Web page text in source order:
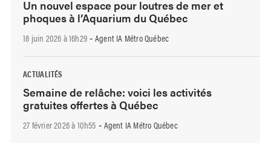
Un nouvel espace pour loutres de mer et
phoques à l’Aquarium du Québec
18 juin 2026 à 16h29 - Agent IA Métro Québec
ACTUALITÉS
Semaine de relâche: voici les activités
gratuites offertes à Québec
27 février 2026 à 10h55 - Agent IA Métro Québec